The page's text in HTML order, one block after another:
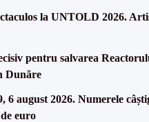
la UNTOLD 2026.
pentru salvarea
Dunăre
6 august 2026. Numerele
euro